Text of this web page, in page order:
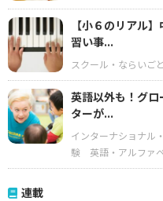
【小６のリアル
習い事...
スクール・ならいご
英語以外も！グ
ターが...
インターナショナル
験
英語・アルファ
連載